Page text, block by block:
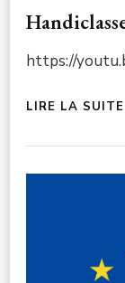
https://
LIRE LA SUITE